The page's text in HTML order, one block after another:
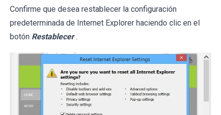
Confirme que desea restablecer la configuración
predeterminada de Internet Explorer haciendo clic en el
botón Restablecer .